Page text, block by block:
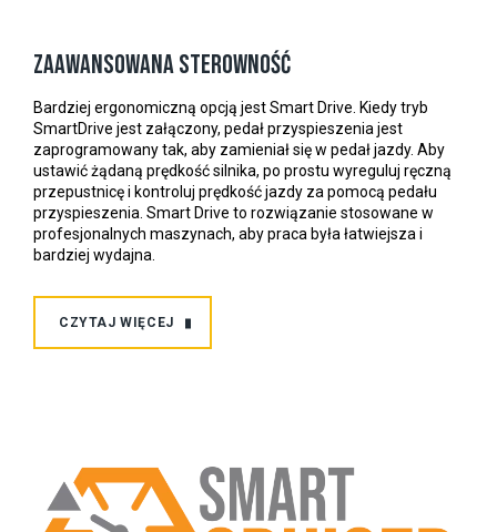
Zaawansowana sterowność
Bardziej ergonomiczną opcją jest Smart Drive. Kiedy tryb
SmartDrive jest załączony, pedał przyspieszenia jest
zaprogramowany tak, aby zamieniał się w pedał jazdy. Aby
ustawić żądaną prędkość silnika, po prostu wyreguluj ręczną
przepustnicę i kontroluj prędkość jazdy za pomocą pedału
przyspieszenia. Smart Drive to rozwiązanie stosowane w
profesjonalnych maszynach, aby praca była łatwiejsza i
bardziej wydajna.
CZYTAJ WIĘCEJ